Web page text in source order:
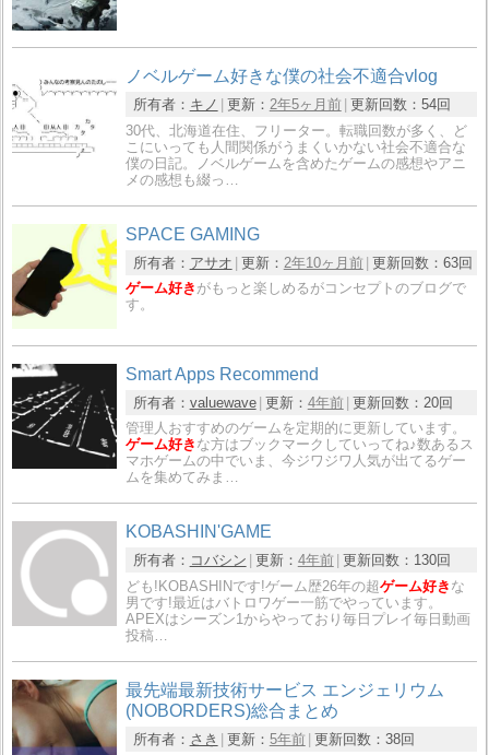
ノベルゲーム好きな僕の社会不適合vlog
所有者： キノ 更新： 2年5ヶ月前 更新回数： 54回
30代、北海道在住、フリーター。転職回数が多く、ど
こにいっても人間関係がうまくいかない社会不適合な
僕の日記。ノベルゲームを含めたゲームの感想やアニ
メの感想も綴っ…
SPACE GAMING
所有者： アサオ 更新： 2年10ヶ月前 更新回数： 63回
ゲーム好き がもっと楽しめるがコンセプトのブログで
す。
Smart Apps Recommend
所有者： valuewave 更新： 4年前 更新回数： 20回
管理人おすすめのゲームを定期的に更新しています。
ゲーム好き な方はブックマークしていってね♪数あるス
マホゲームの中でいま、今ジワジワ人気が出てるゲー
ムを集めてみま…
KOBASHIN'GAME
所有者： コバシン 更新： 4年前 更新回数： 130回
ども!KOBASHINです!ゲーム歴26年の超ゲーム好き な
男です!最近はバトロワゲー一筋でやっています。
APEXはシーズン1からやっており毎日プレイ毎日動画
投稿…
最先端最新技術サービス エンジェリウム
(NOBORDERS)総合まとめ
所有者： さき 更新： 5年前 更新回数： 38回